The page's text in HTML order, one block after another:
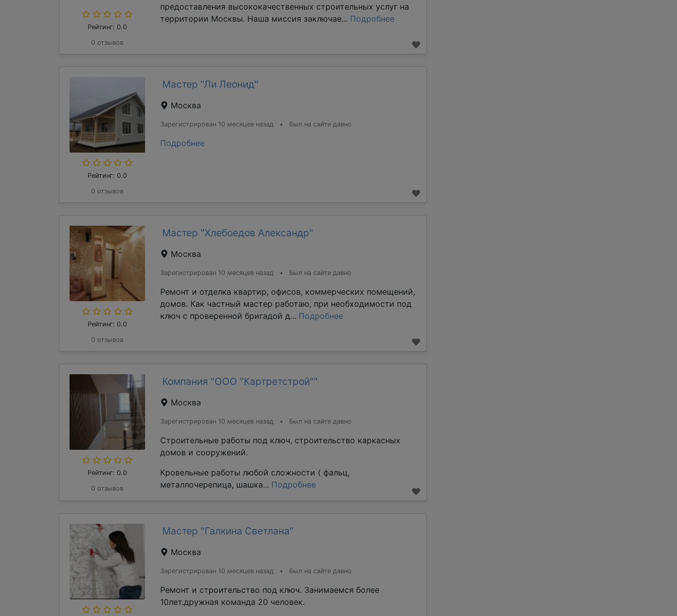
Рейтинг: 0.0
0 отзывов
предоставления высококачественных строительных услуг на
территории Москвы. Наша миссия заключае... Подробнее
Рейтинг: 0.0
0 отзывов
Мастер "Ли Леонид"
Москва
Зарегистрирован 10 месяцев назад • Был на сайте давно
Подробнее
Рейтинг: 0.0
0 отзывов
Мастер "Хлебоедов Александр"
Москва
Зарегистрирован 10 месяцев назад • Был на сайте давно
Ремонт и отделка квартир, офисов, коммерческих помещений,
домов. Как частный мастер работаю, при необходимости под
ключ с проверенной бригадой д... Подробнее
Рейтинг: 0.0
0 отзывов
Компания "ООО "Картретстрой""
Москва
Зарегистрирован 10 месяцев назад • Был на сайте давно
Строительные работы под ключ, строительство каркасных
домов и сооружений.
Кровельные работы любой сложности ( фальц,
металлочерепица, шашка... Подробнее
Мастер "Галкина Светлана"
Москва
Зарегистрирован 10 месяцев назад • Был на сайте давно
Ремонт и строительство под ключ. Занимаемся более
10лет.дружная команда 20 человек.